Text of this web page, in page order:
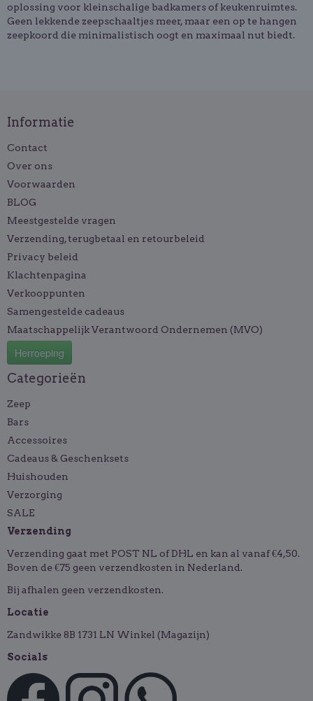
oplossing voor kleinschalige badkamers of keukenruimtes.
Geen lekkende zeepschaaltjes meer, maar een op te hangen
zeepkoord die minimalistisch oogt en maximaal nut biedt.
Informatie
Contact
Over ons
Voorwaarden
BLOG
Meestgestelde vragen
Verzending, terugbetaal en retourbeleid
Privacy beleid
Klachtenpagina
Verkooppunten
Samengestelde cadeaus
Maatschappelijk Verantwoord Ondernemen (MVO)
Herroeping
Categorieën
Zeep
Bars
Accessoires
Cadeaus & Geschenksets
Huishouden
Verzorging
SALE
Verzending
Verzending gaat met POST NL of DHL en kan al vanaf €4,50.
Boven de €75 geen verzendkosten in Nederland.
Bij afhalen geen verzendkosten.
Locatie
Zandwikke 8B 1731 LN Winkel (Magazijn)
Socials